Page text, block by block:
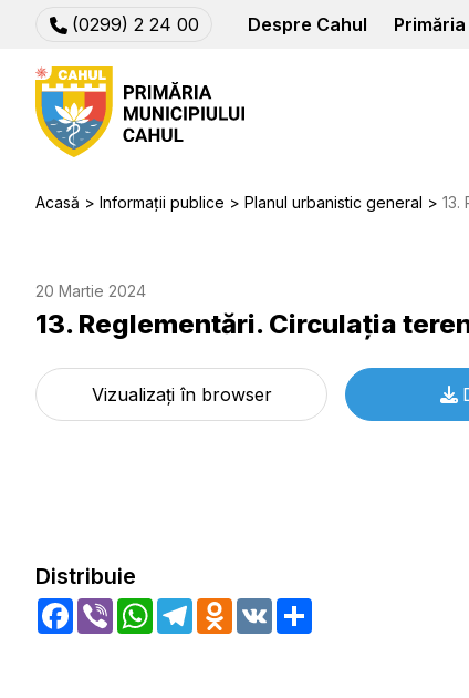
(0299) 2 24 00 Despre Cahul Primăria
Acasă Informații publice Planul urbanistic general 13.
20 Martie 2024
13. Reglementări. Circulaţia
Vizualizați în browser
Distribuie
Facebook
Viber WhatsApp
TelegramOdnoklassniki
VK